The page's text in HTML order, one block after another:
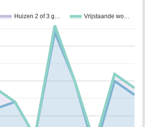
Huizen 2 of 3 g… Vrijstaande wo…